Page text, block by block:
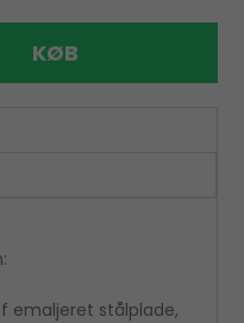
KØB
emaljeret stålplade,